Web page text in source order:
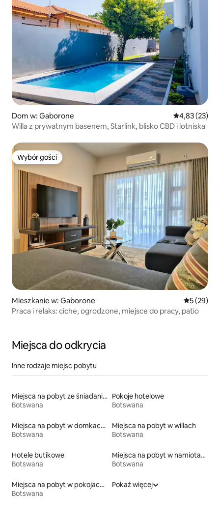
Dom w: Gaborone Średnia
4,83 (23)
Willa z prywatnym basenem, Starlink, blisko CBD i lotniska
Wybór gości
Wybór gości
Mieszkanie w: Gaborone Średnia
5 (29)
Praca i relaks: ciche, ogrodzone, miejsce do pracy, patio
Miejsca do odkrycia
Inne rodzaje miejsc pobytu
Miejsca na pobyt ze śniadaniem
Botswana
Pokoje hotelowe
Botswana
Miejsca na pobyt w domkach ekologicznych na łonie przyrody
Botswana
Miejsca na pobyt w willach
Botswana
Hotele butikowe
Botswana
Miejsca na pobyt w namiotach
Botswana
Miejsca na pobyt w pokojach prywatnych z łazienką
Botswana
Pokaż więcej